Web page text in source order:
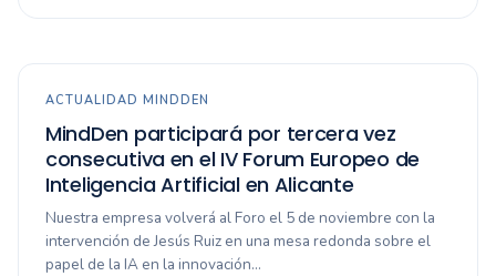
ACTUALIDAD MINDDEN
MindDen participará por tercera vez
consecutiva en el IV Forum Europeo de
Inteligencia Artificial en Alicante
Nuestra empresa volverá al Foro el 5 de noviembre con la
intervención de Jesús Ruiz en una mesa redonda sobre el
papel de la IA en la innovación…